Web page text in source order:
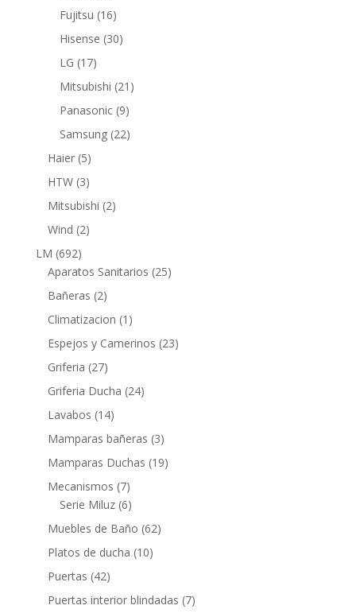
productos
Fujitsu 1616
productos
Hisense 3030
LG 1717
productos
Mitsubishi 21 21
Panasonic 99
productos
Samsung 2222
Haier 55
productos
HTW 33
productos
Mitsubishi 22
Wind 22
LM 692692
productos
Aparatos Sanitarios 2525
Bañeras 22
productos
Climatizacion 1 1
producto
Espejos y Camerinos 2323
Griferia 2727
productos
Griferia Ducha 2424
Lavabos 1414
productos
Mamparas bañeras 33
productos
Mamparas Duchas 1919
Mecanismos 77
productos
Serie Miluz 66
productos
Muebles de Baño 6262
Platos de ducha 1010
Puertas 4242
productos
Puertas interior blindadas 77